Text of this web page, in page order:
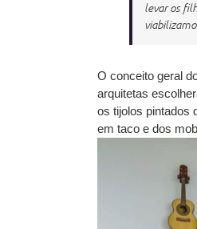
levar os
O conceito geral
arquitetas
os tijolos pintados
em taco e dos